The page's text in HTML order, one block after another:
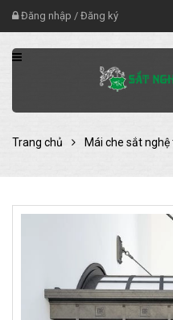
Đăng nhập / Đăng ký
Trang chủ Mái che sắt